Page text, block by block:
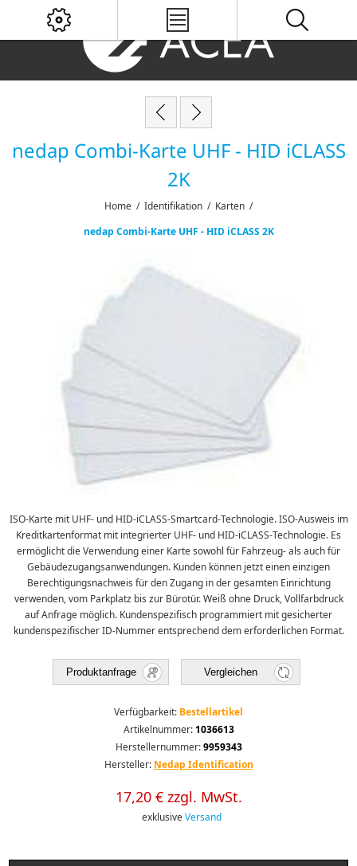
nedap Combi-Karte UHF - HID iCLASS
2K
Home / Identifikation / Karten /
nedap Combi-Karte UHF - HID iCLASS 2K
ISO-Karte mit UHF- und HID-iCLASS-Smartcard-Technologie. ISO-Ausweis im
Kreditkartenformat mit integrierter UHF- und HID-iCLASS-Technologie. Es
ermöglicht die Verwendung einer Karte sowohl für Fahrzeug- als auch für
Gebäudezugangsanwendungen. Kunden können jetzt einen einzigen
Berechtigungsnachweis für den Zugang in der gesamten Einrichtung
verwenden, vom Parkplatz bis zur Bürotür. Weiß ohne Druck, Vollfarbdruck
auf Anfrage möglich. Kundenspezifisch programmiert mit gesicherter
kundenspezifischer ID-Nummer entsprechend dem erforderlichen Format.
Produktanfrage Vergleichen
Verfügbarkeit: Bestellartikel
Artikelnummer: 1036613
Herstellernummer: 9959343
Hersteller: Nedap Identification
17,20 € zzgl. MwSt.
exklusiveVersand